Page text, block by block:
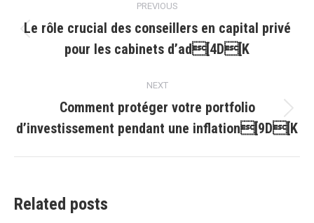
navigation
PREVIOUS
post:
Le rôle crucial des conseillers en capital privé
pour les cabinets d’ad[4D[K
NEXT
post:
Comment protéger votre portfolio
d’investissement pendant une inflation[9D[K
Related posts